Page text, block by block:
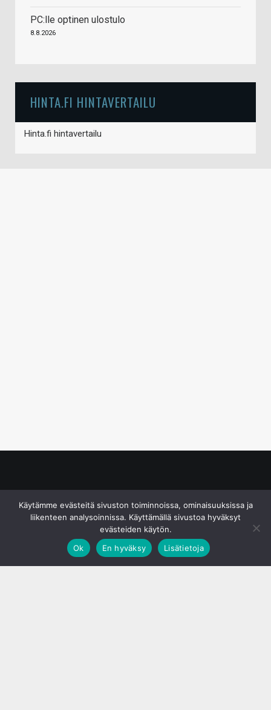
PC:lle optinen ulostulo
8.8.2026
HINTA.FI HINTAVERTAILU
Hinta.fi hintavertailu
Käytämme evästeitä sivuston toiminnoissa, ominaisuuksissa ja
liikenteen analysoinnissa. Käyttämällä sivustoa hyväksyt
evästeiden käytön.
Ok
En hyväksy Lisätietoja